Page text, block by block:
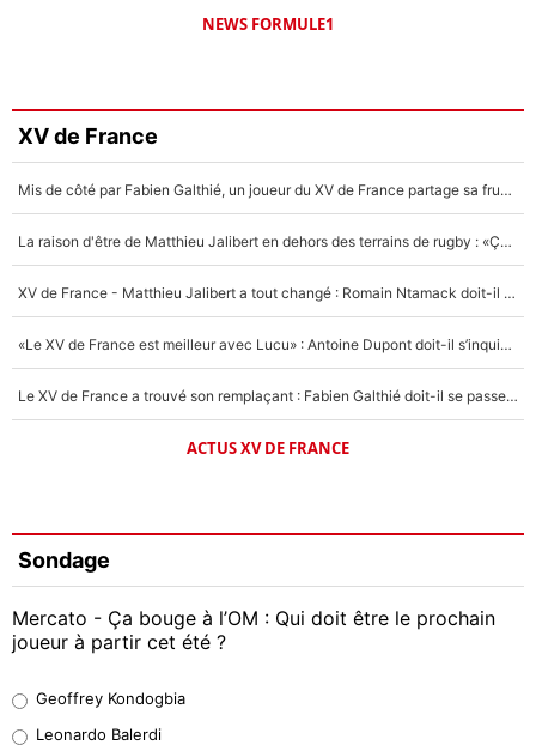
NEWS FORMULE1
XV de France
Mis de côté par Fabien Galthié, un joueur du XV de France partage sa frustration : «ils ne me l’ont pas dit tout de suite»
La raison d'être de Matthieu Jalibert en dehors des terrains de rugby : «Ça m'atteint autant que si tu touches à un membre de ma famille»
XV de France - Matthieu Jalibert a tout changé : Romain Ntamack doit-il s’inquiéter pour sa place à un an de la Coupe du monde ?
«Le XV de France est meilleur avec Lucu» : Antoine Dupont doit-il s’inquiéter pour sa place ?
Le XV de France a trouvé son remplaçant : Fabien Galthié doit-il se passer d'Antoine Dupont ?
ACTUS XV DE FRANCE
Sondage
Mercato - Ça bouge à l’OM : Qui doit être le prochain
joueur à partir cet été ?
38%
Geoffrey Kondogbia
Leonardo Balerdi